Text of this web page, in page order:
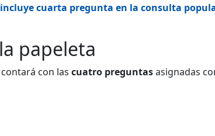
incluye cuarta pregunta en la consulta
papeleta
con las cuatro preguntasasignadas